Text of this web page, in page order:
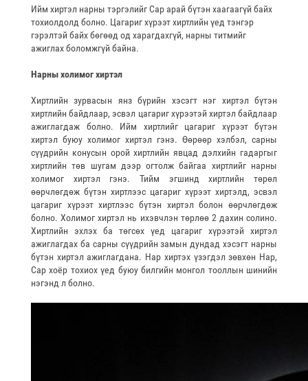
Ийм хиртэл нарны тэргэлийг Сар арай бүтэн хаагаагүй байх
тохиолдолд болно. Цагариг хүрээт хиртлийн үед тэнгэр
гэрэлтэй байх бөгөөд од харагдахгүй, нарны титмийг
ажиглах боломжгүй байна.
Нарны холимог хиртэл
Хиртлийн зурвасын янз бүрийн хэсэгт нэг хиртэл бүтэн
хиртлийн байдлаар, эсвэл цагариг хүрээтэй хиртэл байдлаар
ажиглагдаж болно. Ийм хиртлийг цагариг хүрээт бүтэн
хиртэл буюу холимог хиртэл гэнэ. Өөрөөр хэлбэл, сарны
сүүдрийн конусын орой хиртлийн явцад дэлхийн гадаргыг
хиртлийн төв шугам дээр огтолж байгаа хиртлийг нарны
холимог хиртэл гэнэ. Тийм эгшинд хиртлийн төрөл
өөрчлөгдөж бүтэн хиртлээс цагариг хүрээт хиртэлд, эсвэл
цагариг хүрээт хиртлээс бүтэн хиртэл болон өөрчлөгдөж
болно. Холимог хиртэл нь ихэвчлэн төрлөө 2 дахин солино.
Хиртлийн эхлэх ба төгсөх үед цагариг хүрээтэй хиртэл
ажиглагдах ба сарны сүүдрийн замын дундад хэсэгт нарны
бүтэн хиртэл ажиглагдана. Нар хиртэх үзэгдэл зөвхөн Нар,
Сар хоёр тохиох үед буюу билгийн монгол тооллын шинийн
нэгэнд л болно.